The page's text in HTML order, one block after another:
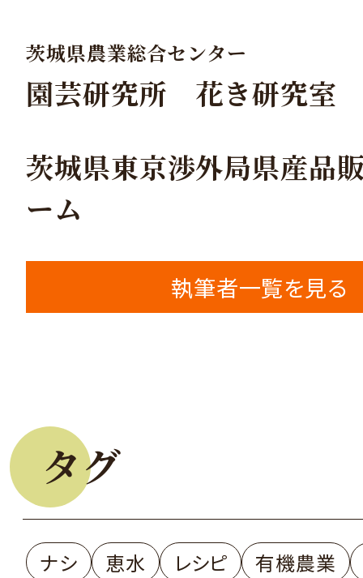
茨城県農業総合センター
園芸研究所 花き研究室
茨城県東京渉外局県産品
ーム
執筆者一覧を見る
タグ
ナシ 恵水 レシピ
有機農業